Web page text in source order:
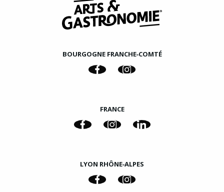
BOURGOGNE FRANCHE‑COMTÉ
FRANCE
LYON RHÔNE‑ALPES